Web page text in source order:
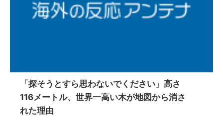
「探そうとすら思わないでください」高さ
116メートル、世界一高い木が地図から消さ
れた理由